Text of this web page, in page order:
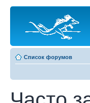
Список форумов